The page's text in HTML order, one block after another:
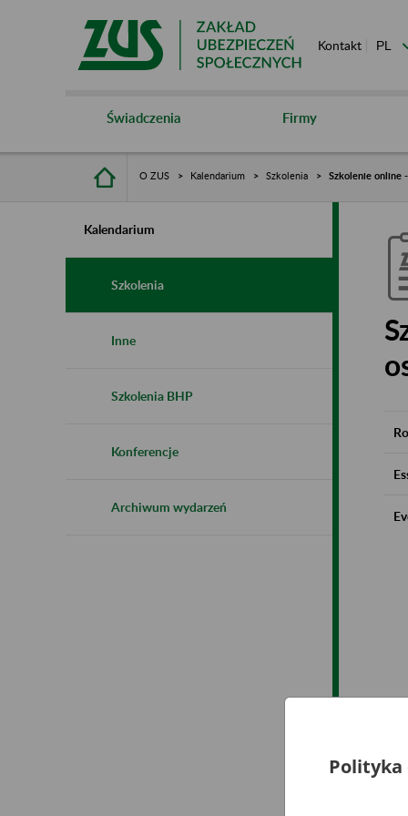
Kontakt
Świadczenia Firmy
O ZUS Kalendarium Szkolenia Szkolenie online
Kalendarium
Szkolenia
Inne
Szkolenia BHP
Konferencje
Archiwum wydarzeń
Polityka